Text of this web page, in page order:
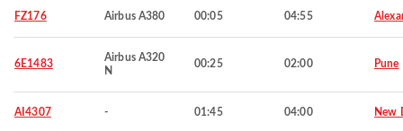
FZ176 Airbus A380 00:05 04:55
6E1483
Airbus A320
N
00:25 02:00 Pune
AI4307 - 01:45 04:00 New